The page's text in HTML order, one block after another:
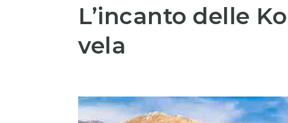
L’incanto delle
vela